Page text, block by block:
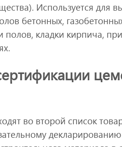
Используется для
бетонных,
полов, кладки кирпича,
во второй список